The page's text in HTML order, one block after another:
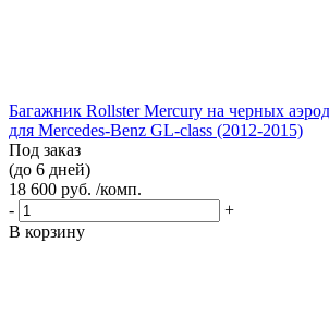
Багажник Rollster Mercury на черных
для Mercedes-Benz GL-class (2012-2015)
Под заказ
(до 6 дней)
18 600 руб. /комп.
-
+
В корзину